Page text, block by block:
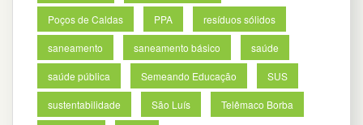
Poços de Caldas PPA resíduos sólidos
saneamento saneamento básico saúde
saúde pública Semeando Educação SUS
sustentabilidade São Luís Telêmaco Borba